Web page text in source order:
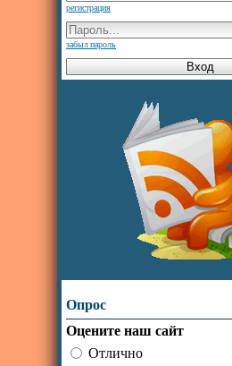
регистрация
забыл пароль
Опрос
Оцените наш сайт
Отлично